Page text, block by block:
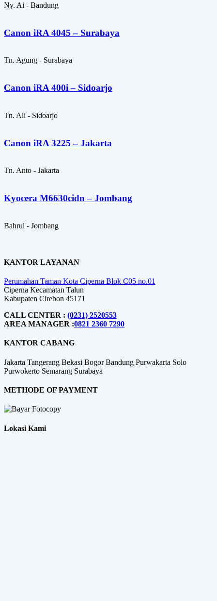
Ny. Ai - Bandung
Canon iRA 4045 – Surabaya
Tn. Agung - Surabaya
Canon iRA 400i – Sidoarjo
Tn. Ali - Sidoarjo
Canon iRA 3225 – Jakarta
Tn. Anto - Jakarta
Kyocera M6630cidn – Jombang
Bahrul - Jombang
KANTOR LAYANAN
Perumahan Taman Kota Ciperna Blok C05 no.01
Ciperna Kecamatan Talun
Kabupaten Cirebon 45171
CALL CENTER : (0231) 2520553
AREA MANAGER :0821 2360 7290
KANTOR CABANG
Jakarta Tangerang Bekasi BogorBandung Purwakarta Solo
Purwokerto Semarang Surabaya
METHODE OF PAYMENT
Lokasi Kami